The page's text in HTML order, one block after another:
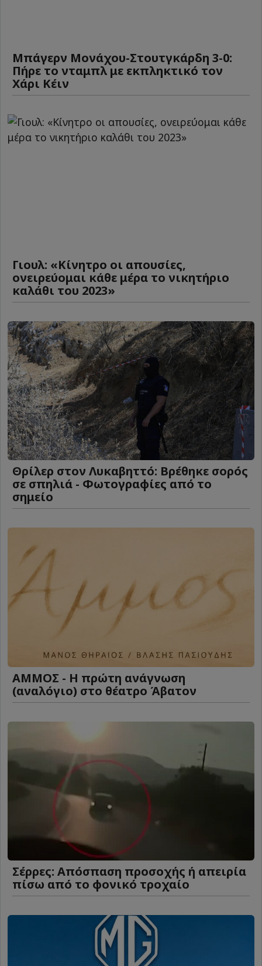
Μπάγερν Μονάχου-Στουτγκάρδη 3-0:
Πήρε το νταμπλ με εκπληκτικό τον
Χάρι Κέιν
Γιουλ: «Κίνητρο οι απουσίες,
ονειρεύομαι κάθε μέρα το νικητήριο
καλάθι του 2023»
Θρίλερ στον Λυκαβηττό: Βρέθηκε σορός
σε σπηλιά - Φωτογραφίες από το
σημείο
ΑΜΜΟΣ - Η πρώτη ανάγνωση
(αναλόγιο) στο θέατρο Άβατον
Σέρρες: Απόσπαση προσοχής ή απειρία
πίσω από το φονικό τροχαίο